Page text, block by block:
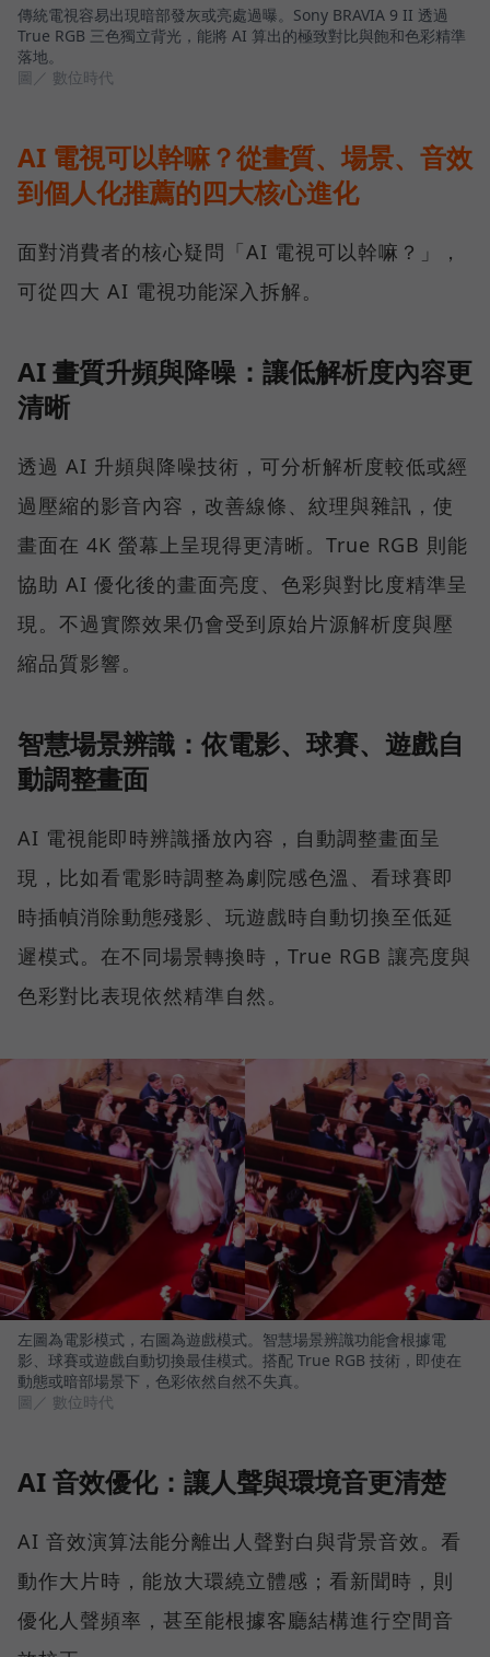
傳統電視容易出現暗部發灰或亮處過曝。Sony BRAVIA 9 II 透過
True RGB 三色獨立背光，能將 AI 算出的極致對比與飽和色彩精準
落地。
圖／ 數位時代
AI 電視可以幹嘛？從畫質、場景、音效
到個人化推薦的四大核心進化
面對消費者的核心疑問「AI 電視可以幹嘛？」，
可從四大 AI 電視功能深入拆解。
AI 畫質升頻與降噪：讓低解析度內容更
清晰
透過 AI 升頻與降噪技術，可分析解析度較低或經
過壓縮的影音內容，改善線條、紋理與雜訊，使
畫面在 4K 螢幕上呈現得更清晰。True RGB 則能
協助 AI 優化後的畫面亮度、色彩與對比度精準呈
現。不過實際效果仍會受到原始片源解析度與壓
縮品質影響。
智慧場景辨識：依電影、球賽、遊戲自
動調整畫面
AI 電視能即時辨識播放內容，自動調整畫面呈
現，比如看電影時調整為劇院感色溫、看球賽即
時插幀消除動態殘影、玩遊戲時自動切換至低延
遲模式。在不同場景轉換時，True RGB 讓亮度與
色彩對比表現依然精準自然。
左圖為電影模式，右圖為遊戲模式。智慧場景辨識功能會根據電
影、球賽或遊戲自動切換最佳模式。搭配 True RGB 技術，即使在
動態或暗部場景下，色彩依然自然不失真。
圖／ 數位時代
AI 音效優化：讓人聲與環境音更清楚
AI 音效演算法能分離出人聲對白與背景音效。看
動作大片時，能放大環繞立體感；看新聞時，則
優化人聲頻率，甚至能根據客廳結構進行空間音